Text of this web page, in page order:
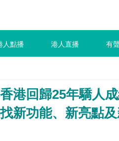
人點播 港人直播 有
港回歸25年驕人
新功能、新亮點